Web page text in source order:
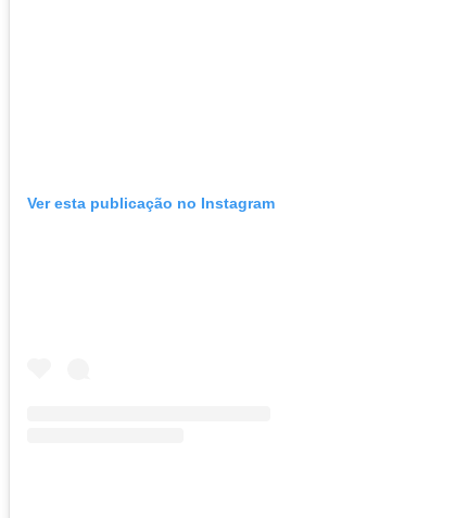
Ver esta publicação no Instagram